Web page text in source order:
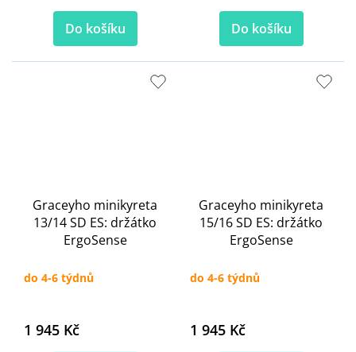
Do košíku Do košíku
Graceyho minikyreta
13/14 SD ES: držátko
ErgoSense
do 4-6 týdnů
1 945 Kč
Graceyho minikyreta
15/16 SD ES: držátko
ErgoSense
do 4-6 týdnů
1 945 Kč